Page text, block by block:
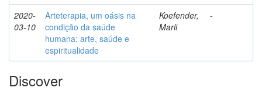
2020-
03-10
Arteterapia, um oásis na
condição da saúde
humana: arte, saúde e
espiritualidade
Koefender,
Marli
-
Discover